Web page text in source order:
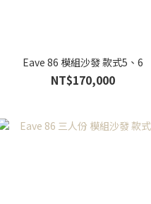
Eave 86 模組沙發 款式5、6
NT$170,000